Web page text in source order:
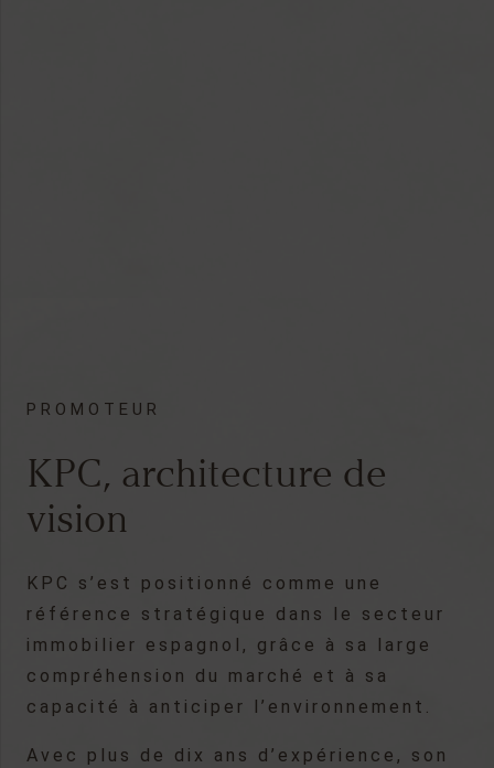
PROMOTEUR
KPC, architecture de
vision
KPC s’est positionné comme une
référence stratégique dans le secteur
immobilier espagnol, grâce à sa large
compréhension du marché et à sa
capacité à anticiper l’environnement.
Avec plus de dix ans d’expérience, son